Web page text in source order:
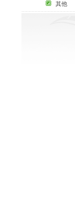
其他